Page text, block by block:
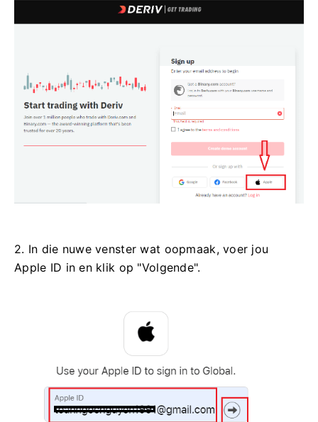
2. In die nuwe venster wat oopmaak, voer jou
Apple ID in en klik op "Volgende".